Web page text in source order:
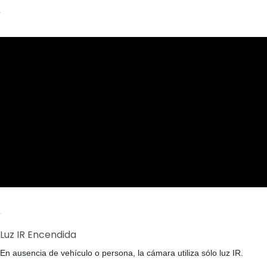
Luz IR Encendida
En ausencia de vehículo o persona, la cámara utiliza sólo luz IR.